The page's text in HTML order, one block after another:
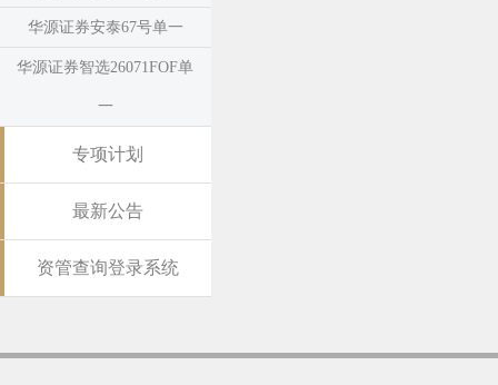
华源证券安泰67号单一
华源证券智选26071FOF单
一
专项计划
最新公告
资管查询登录系统